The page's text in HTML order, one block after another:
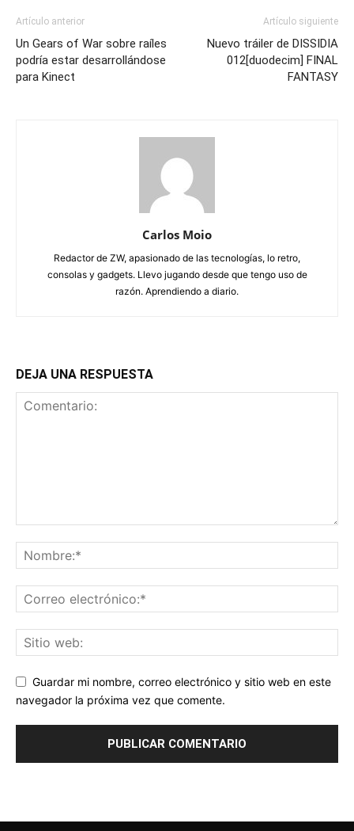
Artículo anterior
Un Gears of War sobre raíles
podría estar desarrollándose
para Kinect
Artículo siguiente
Nuevo tráiler de DISSIDIA
012[duodecim] FINAL
FANTASY
Carlos Moio
Redactor de ZW, apasionado de las tecnologías, lo retro,
consolas y gadgets. Llevo jugando desde que tengo uso de
razón. Aprendiendo a diario.
DEJA UNA RESPUESTA
Guardar mi nombre, correo electrónico y sitio web en este
navegador la próxima vez que comente.